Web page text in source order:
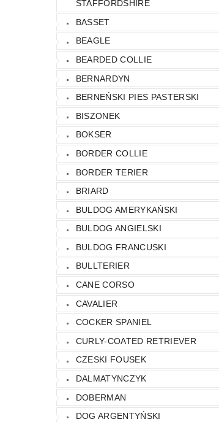
KONTAKT NAPISZ DO NAS
STAFFORDSHIRE
BASSET
BEAGLE
BEARDED COLLIE
BERNARDYN
BERNEŃSKI PIES PASTERSKI
BISZONEK
BOKSER
BORDER COLLIE
BORDER TERIER
BRIARD
BULDOG AMERYKAŃSKI
BULDOG ANGIELSKI
BULDOG FRANCUSKI
BULLTERIER
CANE CORSO
CAVALIER
COCKER SPANIEL
CURLY-COATED RETRIEVER
CZESKI FOUSEK
DALMATYNCZYK
DOBERMAN
DOG ARGENTYŃSKI